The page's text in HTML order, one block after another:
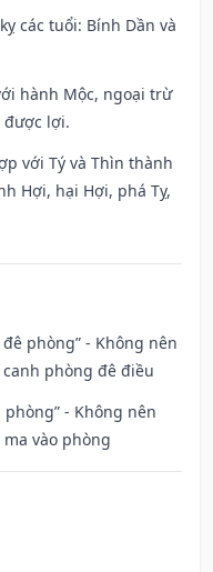
các tuổi: Bính Dần và
hành Mộc, ngoại trừ
được lợi.
với Tý và Thìn thành
Hợi, hại Hợi, phá Tỵ,
phòng” - Không nên
phòng đê điều
- Không nên
vào phòng